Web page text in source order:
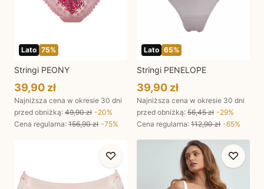
Lato 75%
Stringi PEONY
39,90 zł
Najniższa cena w okresie 30 dni
przed obniżką: 49,90 zł -20%
Cena regularna: 156,90 zł -75%
Lato 65%
Stringi PENELOPE
39,90 zł
Najniższa cena w okresie 30 dni
przed obniżką: 56,45 zł -29%
Cena regularna: 112,90 zł -65%